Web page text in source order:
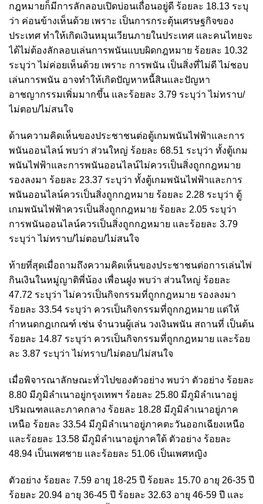
กฎหมายก็มีการลักลอบเปิดบ่อนเถื่อนอยู่ดี ร้อยละ 18.13 ระบุ
ว่า ค่อนข้างเห็นด้วย เพราะ เป็นการกระตุ้นเศรษฐกิจของ
ประเทศ ทำให้เกิดเงินหมุนเวียนภายในประเทศ และคนไทยจะ
ได้ไม่ต้องลักลอบเล่นการพนันแบบผิดกฎหมาย ร้อยละ 10.32
ระบุว่า ไม่ค่อยเห็นด้วย เพราะ การพนัน เป็นสิ่งที่ไม่ดี ไม่ชอบ
เล่นการพนัน อาจทำให้เกิดปัญหาหนี้สินและปัญหา
อาชญากรรมเพิ่มมากขึ้น และร้อยละ 3.79 ระบุว่า ไม่ทราบ/
ไม่ตอบ/ไม่สนใจ
ด้านความคิดเห็นของประชาชนต่อตู้เกมพนันไฟฟ้าและการ
พนันออนไลน์ พบว่า ส่วนใหญ่ ร้อยละ 68.51 ระบุว่า ทั้งตู้เกม
พนันไฟฟ้าและการพนันออนไลน์ไม่ควรเป็นสิ่งถูกกฎหมาย
รองลงมา ร้อยละ 23.37 ระบุว่า ทั้งตู้เกมพนันไฟฟ้าและการ
พนันออนไลน์ควรเป็นสิ่งถูกกฎหมาย ร้อยละ 2.28 ระบุว่า ตู้
เกมพนันไฟฟ้าควรเป็นสิ่งถูกกฎหมาย ร้อยละ 2.05 ระบุว่า
การพนันออนไลน์ควรเป็นสิ่งถูกกฎหมาย และร้อยละ 3.79
ระบุว่า ไม่ทราบ/ไม่ตอบ/ไม่สนใจ
ท้ายที่สุดเมื่อถามถึงความคิดเห็นของประชาชนต่อการเล่นไพ่
กินเงินในหมู่ญาติพี่น้อง เพื่อนฝูง พบว่า ส่วนใหญ่ ร้อยละ
47.72 ระบุว่า ไม่ควรเป็นกิจกรรมที่ถูกกฎหมาย รองลงมา
ร้อยละ 33.54 ระบุว่า ควรเป็นกิจกรรมที่ถูกกฎหมาย แต่ให้
กำหนดกฎเกณฑ์ เช่น จำนวนผู้เล่น วงเงินพนัน สถานที่ เป็นต้น
ร้อยละ 14.87 ระบุว่า ควรเป็นกิจกรรมที่ถูกกฎหมาย และร้อย
ละ 3.87 ระบุว่า ไม่ทราบ/ไม่ตอบ/ไม่สนใจ
เมื่อพิจารณาลักษณะทั่วไปของตัวอย่าง พบว่า ตัวอย่าง ร้อยละ
8.80 มีภูมิลำเนาอยู่กรุงเทพฯ ร้อยละ 25.80 มีภูมิลำเนาอยู่
ปริมณฑลและภาคกลาง ร้อยละ 18.28 มีภูมิลำเนาอยู่ภาค
เหนือ ร้อยละ 33.54 มีภูมิลำเนาอยู่ภาคตะวันออกเฉียงเหนือ
และร้อยละ 13.58 มีภูมิลำเนาอยู่ภาคใต้ ตัวอย่าง ร้อยละ
48.94 เป็นเพศชาย และร้อยละ 51.06 เป็นเพศหญิง
ตัวอย่าง ร้อยละ 7.59 อายุ 18-25 ปี ร้อยละ 15.70 อายุ 26-35 ปี
ร้อยละ 20.94 อายุ 36-45 ปี ร้อยละ 32.63 อายุ 46-59 ปี และ